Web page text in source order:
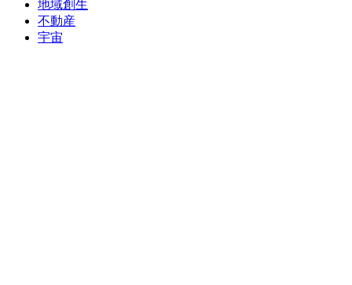
地域創生
不動産
宇宙